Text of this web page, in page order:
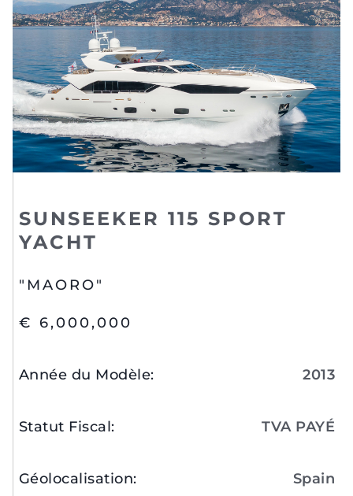
SUNSEEKER 115 SPORT
YACHT
"MAORO"
€ 6,000,000
Année du Modèle: 2013
Statut Fiscal: TVA PAYÉ
Géolocalisation: Spain